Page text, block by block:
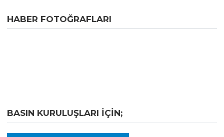
HABER FOTOĞRAFLARI
BASIN KURULUŞLARI IÇIN;